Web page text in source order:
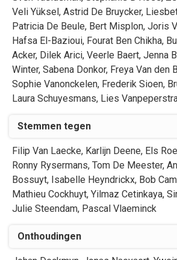
Veli Yüksel, Astrid De Bruycker,
Patricia De Beule, Bert Misplon, Joris
Hafsa El-Bazioui, Fourat Ben Chikha,
Acker, Dilek Arici, Veerle Baert, Jenna
Winter, Sabena Donkor, Freya Van den
Sophie Vanonckelen, Frederik Sioen,
Laura Schuyesmans, Lies
Stemmen tegen
Filip Van Laecke, Karlijn Deene, Els
Ronny Rysermans, Tom De Meester,
Bossuyt, Isabelle Heyndrickx, Bob
Mathieu Cockhuyt, Yilmaz Cetinkaya,
Julie Steendam, Pascal Vlaeminck
Onthoudingen